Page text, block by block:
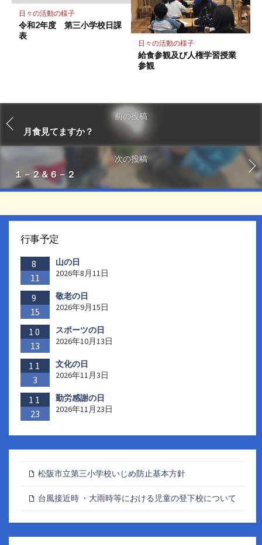
日々の活動の様子
令和2年度 第三小学校日課
表
日々の活動の様子
給食参観及び人権学習授業
参観
前の投稿
月食見てますか？
次の投稿
１－２＆６－２
行事予定
8
11
山の日
2026年8月11日
9
15
敬老の日
2026年9月15日
10
13
スポーツの日
2026年10月13日
11
3
文化の日
2026年11月3日
11
23
勤労感謝の日
2026年11月23日
松阪市立第三小学校いじめ防止基本方針
台風接近時 ・大雨時等における児童の登下校について